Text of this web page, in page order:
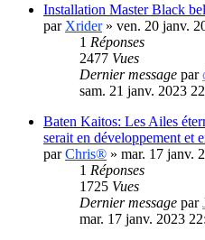
Installation Master Black
par Xrider» ven. 20 janv.
1 Réponses
2477 Vues
Dernier message par
sam. 21 janv. 2023
Baten Kaitos: Les Ailes
serait en développement et
parChris® » mar. 17 janv.
1 Réponses
1725 Vues
Dernier message par
mar. 17 janv. 2023